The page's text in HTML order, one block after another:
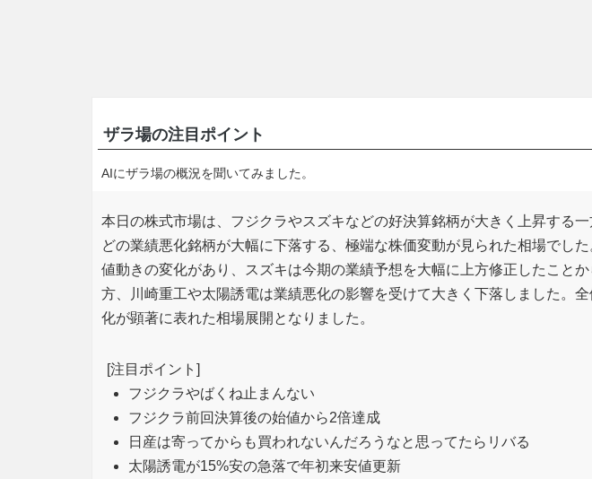
ザラ場の注目ポイント
AIにザラ場の概況を聞いてみました。
本日の株式市場は、フジクラやスズキなどの好決算銘柄が大きく上昇する
どの業績悪化銘柄が大幅に下落する、極端な株価変動が見られた相場でし
値動きの変化があり、スズキは今期の業績予想を大幅に上方修正したこと
方、川崎重工や太陽誘電は業績悪化の影響を受けて大きく下落しました。
化が顕著に表れた相場展開となりました。
[注目ポイント]
フジクラやばくね止まんない
フジクラ前回決算後の始値から2倍達成
日産は寄ってからも買われないんだろうなと思ってたらリバる
太陽誘電が15%安の急落で年初来安値更新